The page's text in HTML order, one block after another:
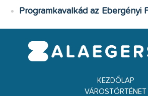
Programkavalkád az Ebergényi
KEZDŐLAP
VÁROSTÖRTÉNET